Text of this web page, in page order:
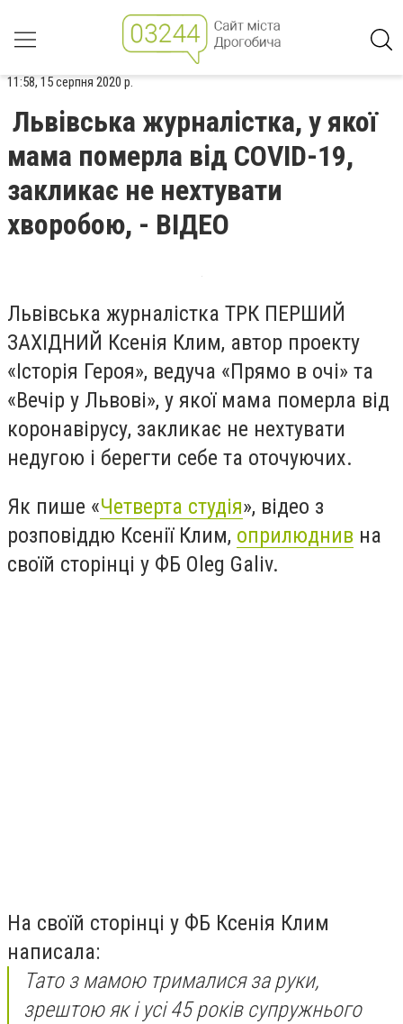
11:58, 15 серпня 2020 р.
Львівська журналістка, у якої
мама померла від COVID-19,
закликає не нехтувати
хворобою, - ВІДЕО
Львівська журналістка ТРК ПЕРШИЙ
ЗАХІДНИЙ Ксенія Клим, автор проекту
«Історія Героя», ведуча «Прямо в очі» та
«Вечір у Львові», у якої мама померла від
коронавірусу, закликає не нехтувати
недугою і берегти себе та оточуючих.
Як пише «Четверта студія», відео з
розповіддю Ксенії Клим, оприлюднив на
своїй сторінці у ФБ Oleg Galiv.
На своїй сторінці у ФБ Ксенія Клим
написала:
Тато з мамою трималися за руки,
зрештою як і усі 45 років супружнього